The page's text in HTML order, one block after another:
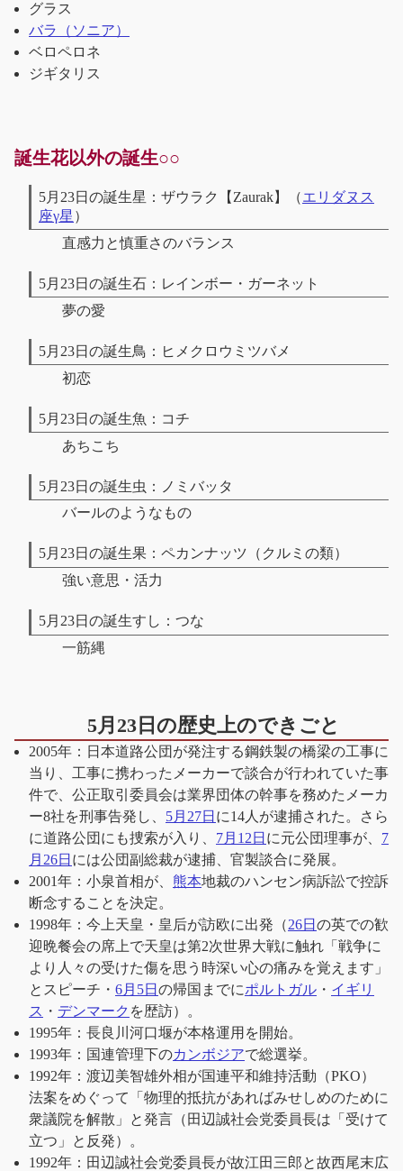
グラス
バラ（ソニア）
ベロペロネ
ジギタリス
誕生花以外の誕生○○
5月23日の誕生星：ザウラク【Zaurak】（エリダヌス
座γ星 ）
直感力と慎重さのバランス
5月23日の誕生石：レインボー・ガーネット
夢の愛
5月23日の誕生鳥：ヒメクロウミツバメ
初恋
5月23日の誕生魚：コチ
あちこち
5月23日の誕生虫：ノミバッタ
バールのようなもの
5月23日の誕生果：ペカンナッツ（クルミの類）
強い意思・活力
5月23日の誕生すし：つな
一筋縄
5月23日の歴史上のできごと
2005年：日本道路公団が発注する鋼鉄製の橋梁の工事に
当り、工事に携わったメーカーで談合が行われていた事
件で、公正取引委員会は業界団体の幹事を務めたメーカ
ー8社を刑事告発し、 5月27日 に14人が逮捕された。さら
に道路公団にも捜索が入り、 7月12日 に元公団理事が、 7
月26日 には公団副総裁が逮捕、官製談合に発展。
2001年：小泉首相が、 熊本地裁のハンセン病訴訟で控訴
断念することを決定。
1998年：今上天皇・皇后が訪欧に出発（26日 の英での歓
迎晩餐会の席上で天皇は第2次世界大戦に触れ「戦争に
より人々の受けた傷を思う時深い心の痛みを覚えます」
とスピーチ・ 6月5日 の帰国までにポルトガル ・ イギリ
ス ・ デンマーク を歴訪）。
1995年：長良川河口堰が本格運用を開始。
1993年：国連管理下のカンボジアで総選挙。
1992年：渡辺美智雄外相が国連平和維持活動（PKO）
法案をめぐって「物理的抵抗があればみせしめのために
衆議院を解散」と発言（田辺誠社会党委員長は「受けて
立つ」と反発）。
1992年：田辺誠社会党委員長が故江田三郎と故西尾末広